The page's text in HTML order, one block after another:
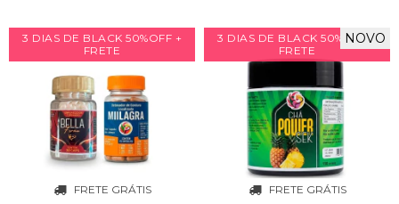
3 DIAS DE BLACK 50%OFF +
FRETE
FRETE GRÁTIS
3 DIAS DE BLACK 50%OFF +
FRETE
FRETE GRÁTIS
NOVO